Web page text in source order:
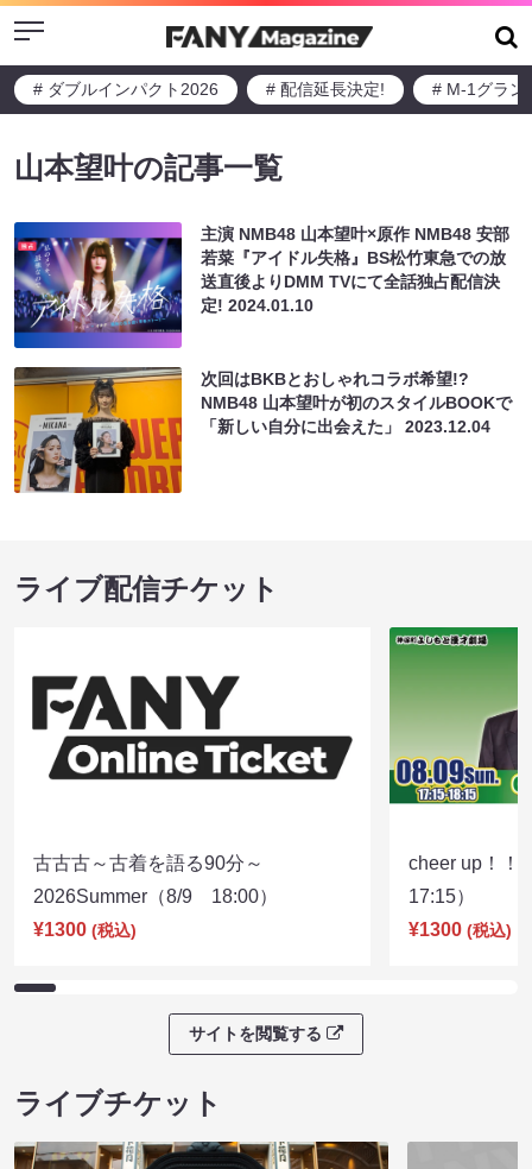
Menu
# ダブルインパクト2026 # 配信延長決定! # M-1グラン
山本望叶の記事一覧
主演 NMB48 山本望叶×原作 NMB48 安部
若菜『アイドル失格』BS松竹東急での放
送直後よりDMM TVにて全話独占配信決
定!2024.01.10
次回はBKBとおしゃれコラボ希望!?
NMB48 山本望叶が初のスタイルBOOKで
「新しい自分に出会えた」2023.12.04
ライブ配信チケット
古古古～古着を語る90分～
2026Summer（8/9 18:00）
¥1300 (税込)
cheer up！
17:15）
¥1300 (税込)
サイトを閲覧する
ライブチケット